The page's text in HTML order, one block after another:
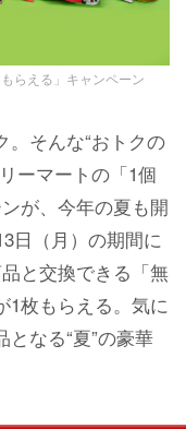
らえる」キャンペーン
そんな“おトクの
ーマートの「1個
が、今年の夏も開
日（月）の期間に
と交換できる「無
1枚もらえる。気に
なる“夏”の豪華